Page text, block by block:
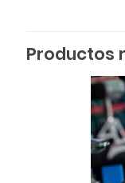
Productos